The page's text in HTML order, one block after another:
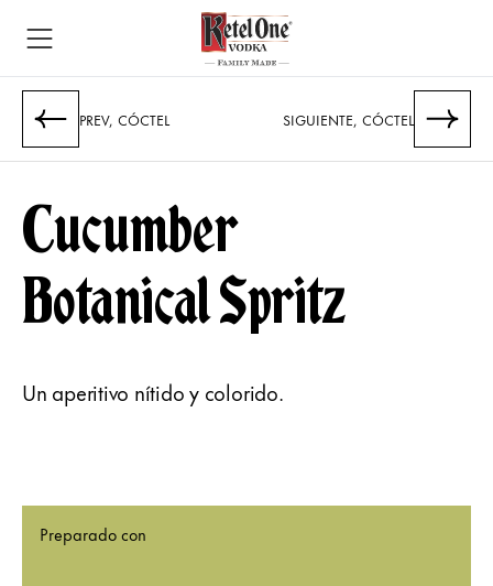
PREV, CÓCTEL ​SIGUIENTE, CÓCTEL
Cucumber
Botanical Spritz
Un aperitivo nítido y colorido.
Preparado con